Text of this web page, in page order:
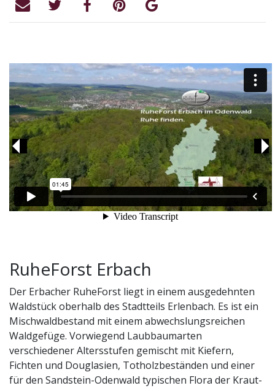
Previous
RuheForst Erbach
Der Erbacher RuheForst liegt in einem ausgedehnten
Waldstück oberhalb des Stadtteils Erlenbach. Es ist ein
Mischwaldbestand mit einem abwechslungsreichen
Waldgefüge. Vorwiegend Laubbaumarten
verschiedener Altersstufen gemischt mit Kiefern,
Fichten und Douglasien, Totholzbeständen und einer
für den Sandstein-Odenwald typischen Flora der Kraut-